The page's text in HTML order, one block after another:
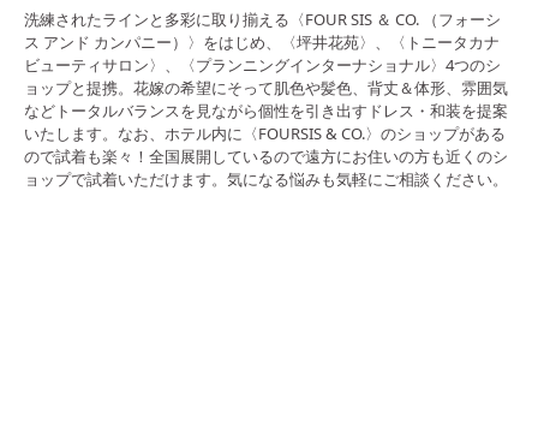
洗練されたラインと多彩に取り揃える〈FOUR SIS ＆ CO. （フォーシ
ス アンド カンパニー）〉をはじめ、〈坪井花苑〉、〈トニータカナ
ビューティサロン〉、〈プランニングインターナショナル〉4つのシ
ョップと提携。花嫁の希望にそって肌色や髪色、背丈＆体形、雰囲気
などトータルバランスを見ながら個性を引き出すドレス・和装を提案
いたします。なお、ホテル内に〈FOURSIS & CO.〉のショップがある
ので試着も楽々！全国展開しているので遠方にお住いの方も近くのシ
ョップで試着いただけます。気になる悩みも気軽にご相談ください。